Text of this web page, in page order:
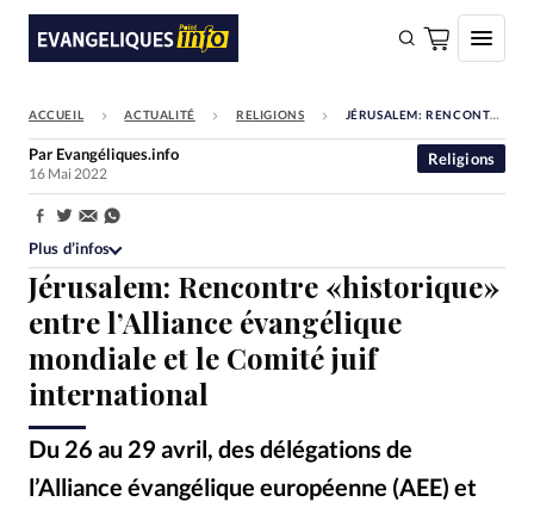
FAIRE UN DON
Faire un don
Eglises
Société
Monde
Bible
Toute l'actualité
Se connecter
Devise: CHF
ACCUEIL ACTUALITÉ RELIGIONS JÉRUSALEM: RENCONTRE «HISTORIQUE» ENTRE L’ALLIANCE ÉVANGÉLIQUE MONDIALE ET LE COMITÉ JUIF INTERNATIONAL
Jérusalem: Rencontre «historique»
entre l’Alliance évangélique
mondiale et le Comité juif
international
Du 26 au 29 avril, des délégations de
l’Alliance évangélique européenne (AEE) et
Religions
Par Evangéliques.info
16 Mai 2022
Partager:
Plus d’infos